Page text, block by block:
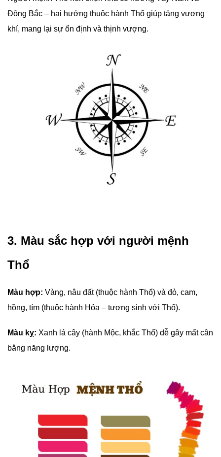
Đông Bắc – hai hướng thuộc hành Thổ giúp tăng vượng
khí, mang lại sự ổn định và thịnh vượng.
3. Màu sắc hợp với người mệnh
Thổ
Màu hợp: Vàng, nâu đất (thuộc hành Thổ) và đỏ, cam,
hồng, tím (thuộc hành Hỏa – tương sinh với Thổ).
Màu kỵ: Xanh lá cây (hành Mộc, khắc Thổ) dễ gây mất cân
bằng năng lượng.